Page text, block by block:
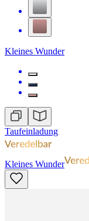
Kleines Wunder
Taufeinladung
Kleines Wunder